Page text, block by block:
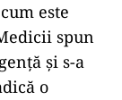
este
spun
şi s-a
o